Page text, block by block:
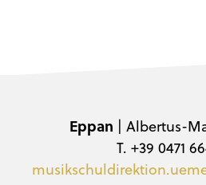
Eppan | Albertus-
T. +39 0471